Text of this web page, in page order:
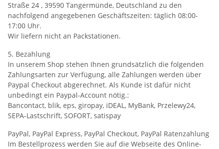
Straße 24 , 39590 Tangermünde, Deutschland zu den
nachfolgend angegebenen Geschäftszeiten: täglich 08:00-
17:00 Uhr.
Wir liefern nicht an Packstationen.
5. Bezahlung
In unserem Shop stehen Ihnen grundsätzlich die folgenden
Zahlungsarten zur Verfügung, alle Zahlungen werden über
Paypal Checkout abgerechnet. Als Kunde ist dafür nicht
unbedingt ein Paypal-Account nötig.:
Bancontact, blik, eps, giropay, iDEAL, MyBank, Przelewy24,
SEPA-Lastschrift, SOFORT, satispay
PayPal, PayPal Express, PayPal Checkout, PayPal Ratenzahlung
Im Bestellprozess werden Sie auf die Webseite des Online-